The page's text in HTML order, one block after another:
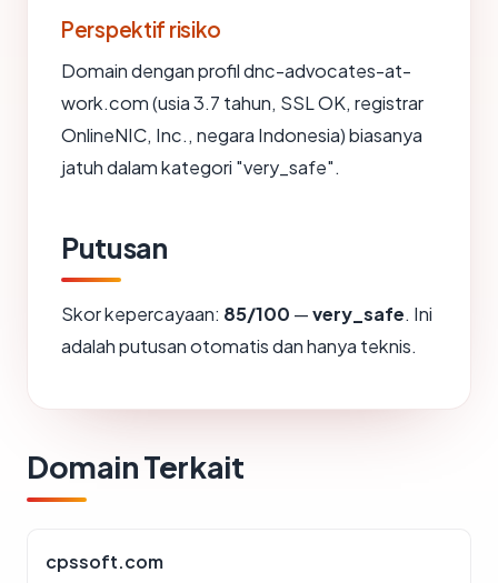
Perspektif risiko
Domain dengan profil dnc-advocates-at-
work.com (usia 3.7 tahun, SSL OK, registrar
OnlineNIC, Inc., negara Indonesia) biasanya
jatuh dalam kategori "very_safe".
Putusan
Skor kepercayaan: 85/100 —very_safe. Ini
adalah putusan otomatis dan hanya teknis.
Domain Terkait
cpssoft.com